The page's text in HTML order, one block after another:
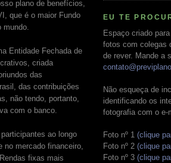
plano de benefícios,
que é o maior Fundo
Entidade Fechada de
criada
das
das contribuições
não tendo, portanto,
com o banco.
ao longo
mercado financeiro,
fixas mais
EU TE
Espaço criado
fotos com colegas
de rever. Mande a
Não esqueça de
identificando os
fotografia com o e-
Foto nº 1 (clique
Foto nº 2 (clique
Foto nº 3 (clique